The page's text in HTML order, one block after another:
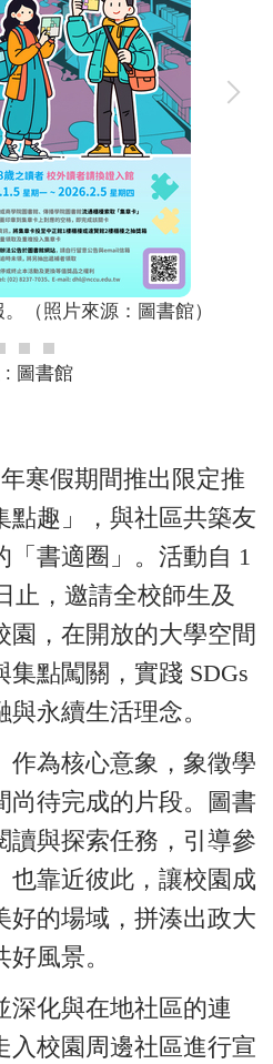
（照片來源：圖書館）
: 圖書館
寒假期間推出限定推
點趣」，與社區共築友
書適圈」。活動自 1
止，邀請全校師生及
園，在開放的大學空間
點闖關，實踐 SDGs
永續生活理念。
作為核心意象，象徵學
尚待完成的片段。圖書
讀與探索任務，引導參
也靠近彼此，讓校園成
好的場域，拼湊出政大
風景。
深化與在地社區的連
入校園周邊社區進行宣